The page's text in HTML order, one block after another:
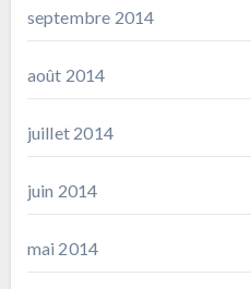
septembre 2014
août 2014
juillet 2014
juin 2014
mai 2014